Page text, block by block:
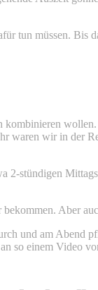
tun müssen.
kombinieren
wir in der
stündigen
Aber
und am Abend
so einem Video